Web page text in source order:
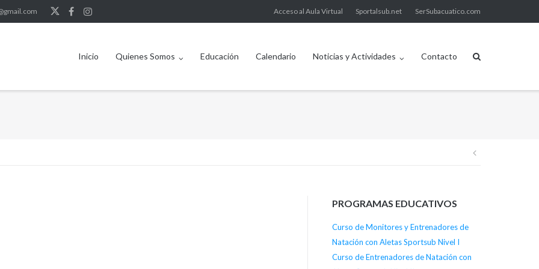
Acceso al Aula Virtual Sportalsub.net SerSubacuatico.com
Inicio Quienes Somos Educación Calendario Noticias y Actividades Contacto
PROGRAMAS EDUCATIVOS
Curso de Monitores y Entrenadores de
Natación con Aletas Sportsub Nivel I
Curso de Entrenadores de Natación con